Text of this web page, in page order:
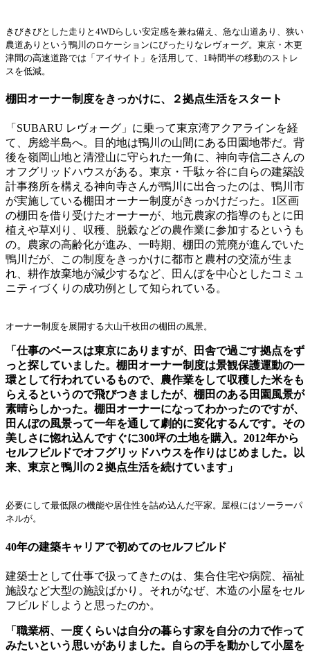
きびきびとした走りと4WDらしい安定感を兼ね備え、急な山道あり、狭い
農道ありという鴨川のロケーションにぴったりなレヴォーグ。東京・木更
津間の高速道路では「アイサイト」を活用して、1時間半の移動のストレ
スを低減。
棚田オーナー制度をきっかけに、２拠点生活をスタート
「SUBARU レヴォーグ」に乗って東京湾アクアラインを経
て、房総半島へ。目的地は鴨川の山間にある田園地帯だ。背
後を嶺岡山地と清澄山に守られた一角に、神向寺信二さんの
オフグリッドハウスがある。東京・千駄ヶ谷に自らの建築設
計事務所を構える神向寺さんが鴨川に出合ったのは、鴨川市
が実施している棚田オーナー制度がきっかけだった。1区画
の棚田を借り受けたオーナーが、地元農家の指導のもとに田
植えや草刈り、収穫、脱穀などの農作業に参加するというも
の。農家の高齢化が進み、一時期、棚田の荒廃が進んでいた
鴨川だが、この制度をきっかけに都市と農村の交流が生ま
れ、耕作放棄地が減少するなど、田んぼを中心としたコミュ
ニティづくりの成功例として知られている。
オーナー制度を展開する大山千枚田の棚田の風景。
「仕事のベースは東京にありますが、田舎で過ごす拠点をず
っと探していました。棚田オーナー制度は景観保護運動の一
環として行われているもので、農作業をして収穫した米をも
らえるというので飛びつきましたが、棚田のある田園風景が
素晴らしかった。棚田オーナーになってわかったのですが、
田んぼの風景って一年を通して劇的に変化するんです。その
美しさに惚れ込んですぐに300坪の土地を購入。2012年から
セルフビルドでオフグリッドハウスを作りはじめました。以
来、東京と鴨川の２拠点生活を続けています」
必要にして最低限の機能や居住性を詰め込んだ平家。屋根にはソーラーパ
ネルが。
40年の建築キャリアで初めてのセルフビルド
建築士として仕事で扱ってきたのは、集合住宅や病院、福祉
施設など大型の施設ばかり。それがなぜ、木造の小屋をセル
フビルドしようと思ったのか。
「職業柄、一度くらいは自分の暮らす家を自分の力で作って
みたいという思いがありました。自らの手を動かして小屋を